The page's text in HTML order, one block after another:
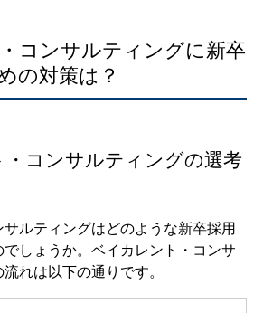
コンサルティングに新卒
の対策は？
コンサルティングの選考
ルティングはどのような新卒採用
しょうか。ベイカレント・コンサ
れは以下の通りです。